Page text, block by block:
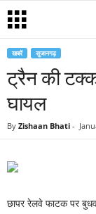
खबरें सुजानगढ़
ट्रैन की
घायल
By Zishaan Bhati -
छापर रेलवे फाटक पर